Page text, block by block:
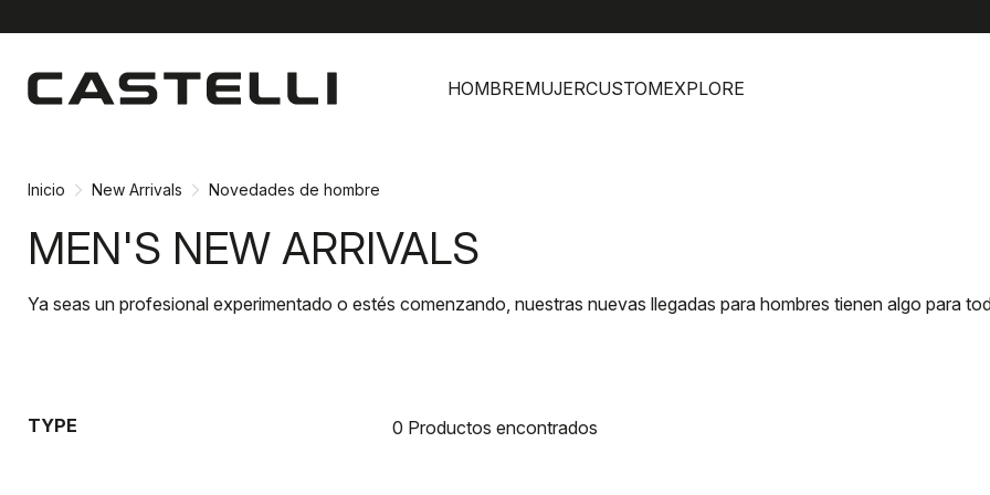
contenido
HOMBREMUJERCUSTOMEXPLORE
Inicio New Arrivals Novedades de hombre
MEN'S NEW ARRIVALS
Ya seas un profesional experimentado o estés comenzando, nuestras nuevas llegadas para hombres tienen algo para
TYPE 0 Productos encontrados